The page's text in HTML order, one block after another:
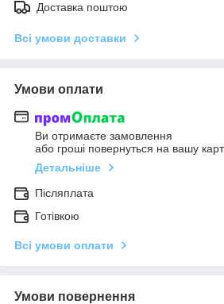
Доставка поштою
Всі умови доставки
Умови оплати
Ви отримаєте замовлення
або гроші повернуться на вашу
Детальніше
Післяплата
Готівкою
Всі умови оплати
Умови повернення